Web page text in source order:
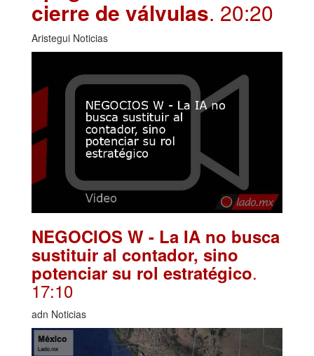
cierre de válvulas. 20:20
Aristegui Noticias
NEGOCIOS W - La IA no busca
sustituir al contador, sino
potenciar su rol estratégico.
17:10
adn Noticias